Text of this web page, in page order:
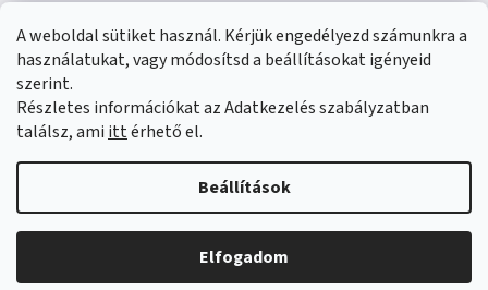
A weboldal sütiket használ. Kérjük engedélyezd számunkra a
használatukat, vagy módosítsd a beállításokat igényeid
szerint.
Részletes információkat az Adatkezelés szabályzatban
találsz, ami ittérhető el.
Beállítások
Elfogadom
Shoptet készítette
Sportfit.hu. Minden jog fenntartva.